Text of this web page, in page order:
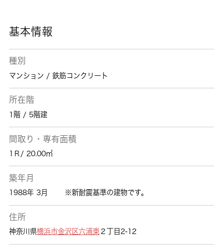
基本情報
種別
マンション / 鉄筋コンクリート
所在階
1階 / 5階建
間取り・専有面積
1Ｒ/ 20.00㎡
築年月
1988年 3月 ※新耐震基準の建物です。
住所
神奈川県横浜市金沢区六浦東２丁目2-12